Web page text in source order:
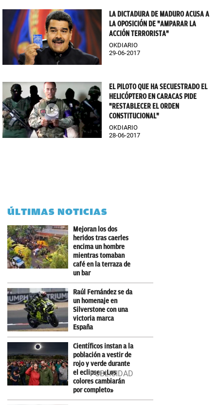
LA DICTADURA DE MADURO ACUSA A
LA OPOSICIÓN DE "AMPARAR LA
ACCIÓN TERRORISTA"
OKDIARIO
29-06-2017
EL PILOTO QUE HA SECUESTRADO EL
HELICÓPTERO EN CARACAS PIDE
"RESTABLECER EL ORDEN
CONSTITUCIONAL"
OKDIARIO
28-06-2017
ÚLTIMAS NOTICIAS
Mejoran los dos
heridos tras caerles
encima un hombre
mientras tomaban
café en la terraza de
un bar
Raúl Fernández se da
un homenaje en
Silverstone con una
victoria marca
España
Científicos instan a la
población a vestir de
rojo y verde durante
el eclipse: «Los
colores cambiarán
por completo»